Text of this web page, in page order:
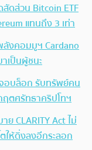
ดส่วน Bitcoin ETF
แทนถึง 3 เท่า
งคอมมูฯ Cardano
เป็นผู้ชนะ
อบล็อก รับทรัพย์คน
ฤตศรัทธาคริปโทฯ
CLARITY Act ไม่
ให้ดิ่งลงอีกระลอก